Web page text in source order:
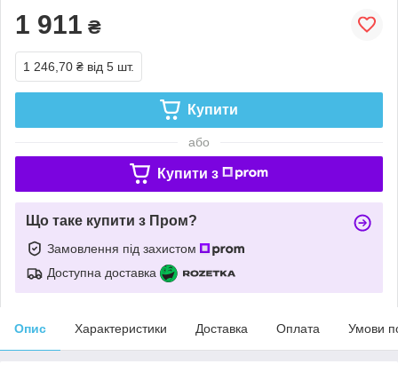
1 911 ₴
1 246,70 ₴ від 5 шт.
Купити
або
Купити з
Що таке купити з Пром?
Замовлення під захистом
Доступна доставка
Опис Характеристики Доставка Оплата Умови